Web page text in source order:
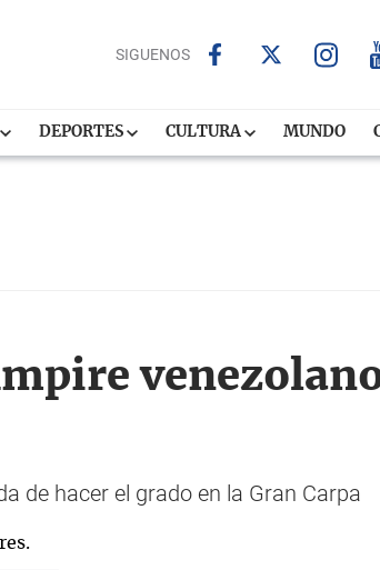
SIGUENOS
DEPORTES CULTURA MUNDO
de hacer el grado en la Gran Carpa